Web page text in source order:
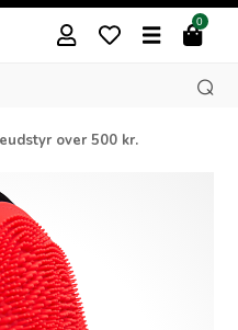
0
over 500 kr.